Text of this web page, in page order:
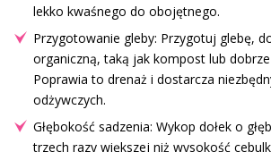
lekko kwaśnego do obojętnego.
Przygotowanie gleby: Przygotuj glebę,
organiczną, taką jak kompost lub dobrze
Poprawia to drenaż i dostarcza
odżywczych.
Głębokość sadzenia: Wykop dołek o
trzech razy większej niż wysokość